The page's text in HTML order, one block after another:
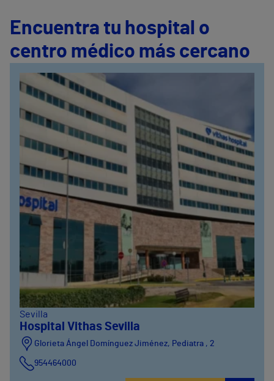
Encuentra tu hospital o
centro médico más cercano
Sevilla
Hospital Vithas Sevilla
Glorieta Ángel Domínguez Jiménez, Pediatra , 2
954464000